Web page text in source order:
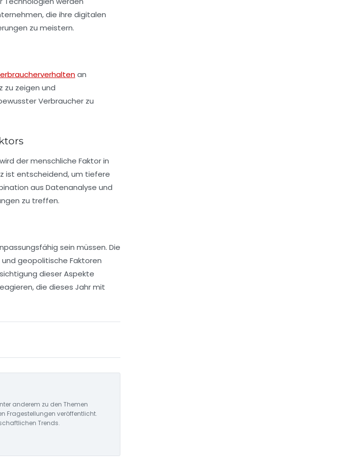
die ihre digitalen
zu meistern.
an
zu zeigen und
Verbraucher zu
wird der menschliche Faktor in
ist entscheidend, um tiefere
aus Datenanalyse und
zu treffen.
sein müssen. Die
geopolitische Faktoren
dieser Aspekte
die dieses Jahr mit
anderem zu den Themen
Fragestellungen veröffentlicht.
Trends.